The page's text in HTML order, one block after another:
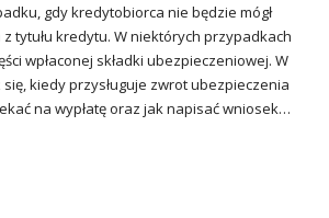
gdy kredytobiorca nie będzie mógł
z tytułu kredytu. W niektórych przypadkach
wpłaconej składki ubezpieczeniowej. W
kiedy przysługuje zwrot ubezpieczenia
na wypłatę oraz jak napisać wniosek…